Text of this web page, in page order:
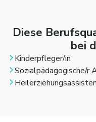
Pädagogische
Diese
bei
Kinderpfleger/in
Sozialpädagogische/r